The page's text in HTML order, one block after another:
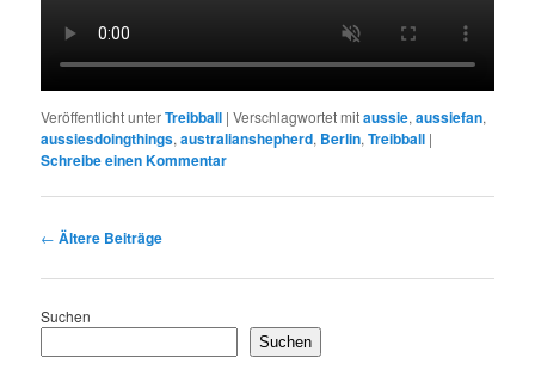
Veröffentlicht unterTreibball |Verschlagwortet mitaussie,aussiefan,
aussiesdoingthings,australianshepherd, Berlin,Treibball |
Schreibe einen Kommentar
Beitragsnavigation
← Ältere Beiträge
Suchen
Suchen